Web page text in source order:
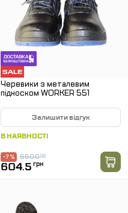
Черевики з металевим
підноском WORKER 551
Залишити відгук
В НАЯВНОСТІ
650.0грн
-7 %
604.5 грн